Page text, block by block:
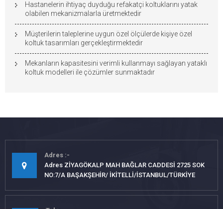
Hastanelerin ihtiyaç duyduğu refakatçi koltuklarını yatak
olabilen mekanizmalarla üretmektedir
Müşterilerin taleplerine uygun özel ölçülerde kişiye özel
koltuk tasarımları gerçekleştirmektedir
Mekanların kapasitesini verimli kullanmayı sağlayan yataklı
koltuk modelleri ile çözümler sunmaktadır
Adres
Adres ZİYAGÖKALP MAH BAĞLAR CADDESİ 2725 SOK
NO:7/A BAŞAKŞEHİR/ İKİTELLİ/İSTANBUL/TÜRKİYE